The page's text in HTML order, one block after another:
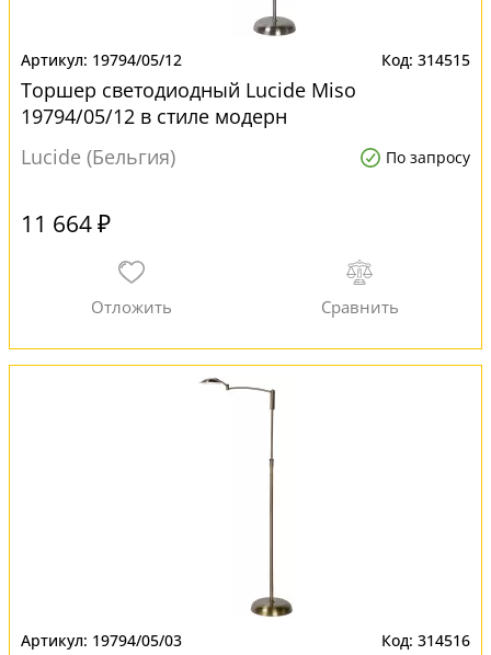
19794/05/12 314515
Торшер светодиодный Lucide Miso
19794/05/12 в стиле модерн
Lucide (Бельгия)
По запросу
11 664 ₽
19794/05/03 314516